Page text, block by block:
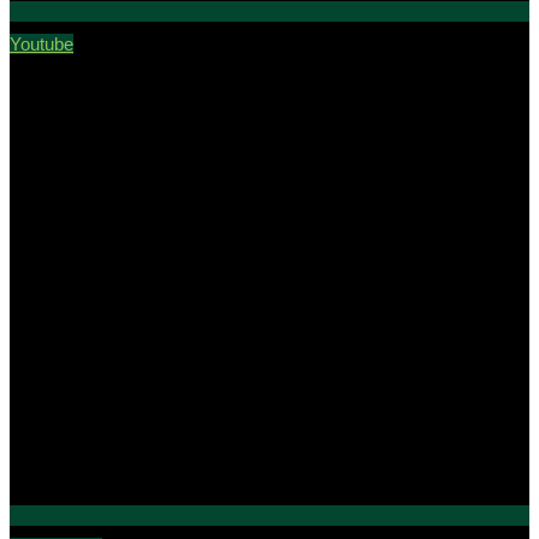
Youtube